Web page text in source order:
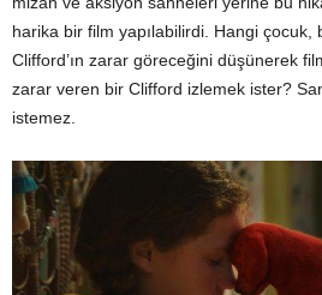
harika bir film yapılabilirdi. Hangi çocuk,
Clifford’ın zarar göreceğini düşünerek
zarar veren bir Clifford izlemek ister?
istemez.